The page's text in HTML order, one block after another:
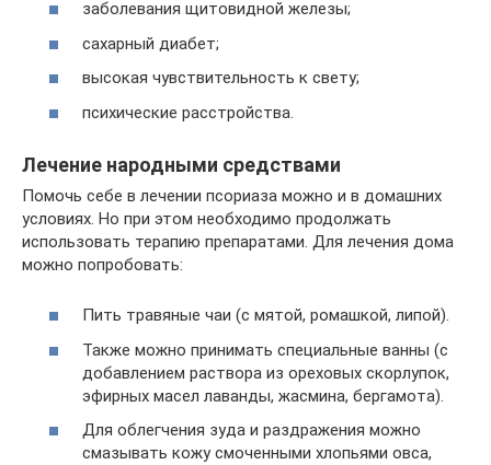
заболевания щитовидной железы;
сахарный диабет;
высокая чувствительность к свету;
психические расстройства.
Лечение народными средствами
Помочь себе в лечении псориаза можно и в домашних
условиях. Но при этом необходимо продолжать
использовать терапию препаратами. Для лечения дома
можно попробовать:
Пить травяные чаи (с мятой, ромашкой, липой).
Также можно принимать специальные ванны (с
добавлением раствора из ореховых скорлупок,
эфирных масел лаванды, жасмина, бергамота).
Для облегчения зуда и раздражения можно
смазывать кожу смоченными хлопьями овса,